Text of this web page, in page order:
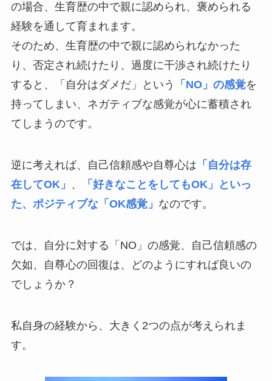
の場合、生育歴の中で親に認められ、褒められる
経験を通して育まれます。
そのため、生育歴の中で親に認められなかった
り、否定され続けたり、過度に干渉され続けたり
すると、「自分はダメだ」という
「NO」の感覚を
持ってしまい、ネガティブな感覚が心に蓄積され
てしまうのです。
逆に考えれば、自己信頼感や自尊心は 「自分は存
在してOK」 、
「好きなことをしてもOK」といっ
た、ポジティブな「OK感覚」 なのです。
では、自分に対する「NO」の感覚、自己信頼感の
欠如、自尊心の回復は、どのようにすれば良いの
でしょうか？
私自身の経験から、大きく2つの点が考えられま
す。